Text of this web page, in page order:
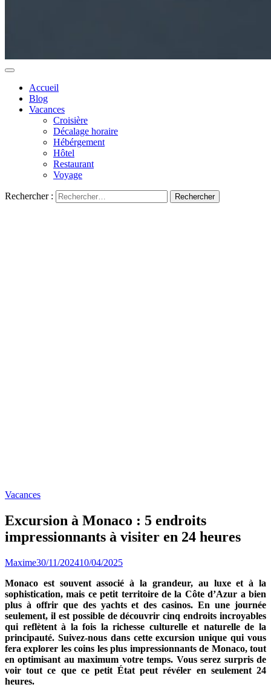
Accueil
Blog
Vacances
Croisière
Décalage horaire
Hébérgement
Hôtel
Restaurant
Voyage
Rechercher :
Vacances
Excursion à Monaco : 5 endroits
impressionnants à visiter en 24 heures
Maxime30/11/202410/04/2025
Monaco est souvent associé à la grandeur, au luxe et à la
sophistication, mais ce petit territoire de la Côte d’Azur a bien
plus à offrir que des yachts et des casinos. En une journée
seulement, il est possible de découvrir cinq endroits incroyables
qui reflètent à la fois la richesse culturelle et naturelle de la
principauté. Suivez-nous dans cette excursion unique qui vous
fera explorer les coins les plus impressionnants de Monaco, tout
en optimisant au maximum votre temps. Vous serez surpris de
voir tout ce que ce petit État peut révéler en seulement 24
heures.